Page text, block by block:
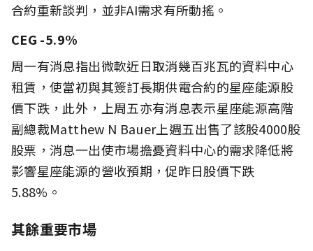
合約重新談判，並非AI需求有所動搖。
CEG -5.9%
周一有消息指出微軟近日取消幾百兆瓦的資料中心
租賃，使當初與其簽訂長期供電合約的星座能源股
價下跌，此外，上周五亦有消息表示星座能源高階
副總裁Matthew N Bauer上週五出售了該股4000股
股票，消息一出使市場擔憂資料中心的需求降低將
影響星座能源的營收預期，促昨日股價下跌
5.88%。
其餘重要市場